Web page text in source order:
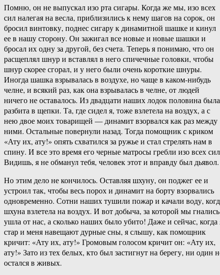
Помню, он не выпускал изо рта сигары. Когда же мы, изо всех
сил налегая на весла, приблизились к нему шагов на сорок, он
бросил винтовку, поднес сигару к динамитной шашке и кинул
ее в нашу сторону. Он зажигал все новые и новые шашки и
бросал их одну за другой, без счета. Теперь я понимаю, что он
расщеплял шнур и вставлял в него спичечные головки, чтобы
шнур скорее сгорал, и у него были очень короткие шнуры.
Иногда шашка взрывалась в воздухе, но чаще в каком-нибудь
челне, и всякий раз, как она взрывалась в челне, от людей
ничего не оставалось. Из двадцати наших лодок половина была
разбита в щепки. Та, где сидел я, тоже взлетела на воздух, а с
нею двое моих товарищей — динамит взорвался как раз между
ними. Остальные повернули назад. Тогда помощник с криком
«Ату их, ату!» опять схватился за ружье и стал стрелять нам в
спину. И все это время его черные матросы гребли изо всех
Видишь, я не обманул тебя, человек этот и вправду был дьявол.
Но этим дело не кончилось. Оставляя шхуну, он поджег ее и
устроил так, чтобы весь порох и динамит на борту взорвались
одновременно. Сотни наших тушили пожар и качали воду,
шхуна взлетела на воздух. И вот добыча, за которой мы
ушла от нас, а сколько наших было убито! Даже и сейчас, когда
стар и меня навещают дурные сны, я слышу, как помощник
кричит: «Ату их, ату!» Громовым голосом кричит он: «Ату их,
ату!» Зато из тех белых, кто был застигнут на берегу, ни один
остался в живых.